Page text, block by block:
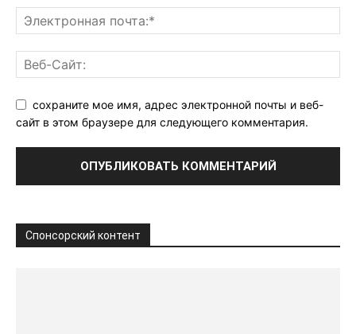
сохраните мое имя, адрес электронной почты и веб-
сайт в этом браузере для следующего комментария.
Спонсорский контент